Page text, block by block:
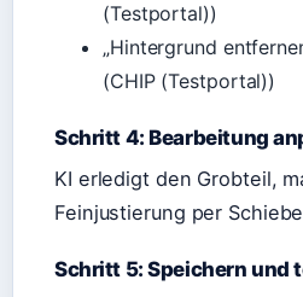
(Testportal))
„Hintergrund
(CHIP (Testportal))
Schritt 4: Bearbeitung
KI erledigt den Grobteil,
Feinjustierung per
Schritt 5: Speichern und